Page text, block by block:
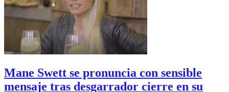
Mane Swett se pronuncia con sensible
mensaje tras desgarrador cierre en su